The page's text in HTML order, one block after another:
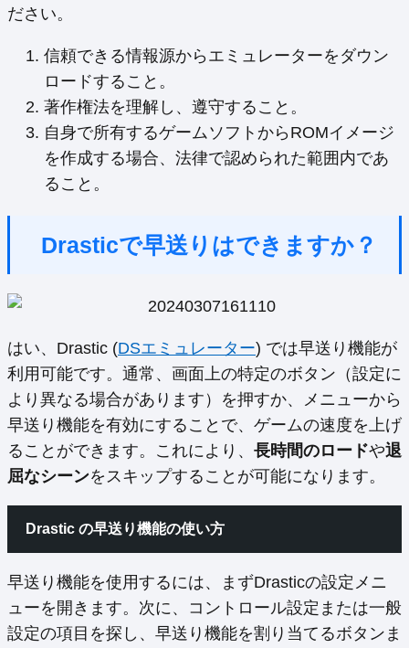
ださい。
信頼できる情報源からエミュレーターをダウン
ロードすること。
著作権法を理解し、遵守すること。
自身で所有するゲームソフトからROMイメージ
を作成する場合、法律で認められた範囲内であ
ること。
Drasticで早送りはできますか？
はい、Drastic (DSエミュレーター) では早送り機能が
利用可能です。通常、画面上の特定のボタン（設定に
より異なる場合があります）を押すか、メニューから
早送り機能を有効にすることで、ゲームの速度を上げ
ることができます。これにより、 長時間のロードや退
屈なシーンをスキップすることが可能になります。
Drastic の早送り機能の使い方
早送り機能を使用するには、まずDrasticの設定メニ
ューを開きます。次に、コントロール設定または一般
設定の項目を探し、早送り機能を割り当てるボタンま